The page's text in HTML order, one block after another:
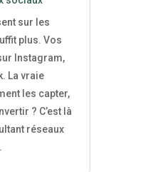
sur les
plus. Vos
Instagram,
La vraie
les capter,
? C’est là
réseaux